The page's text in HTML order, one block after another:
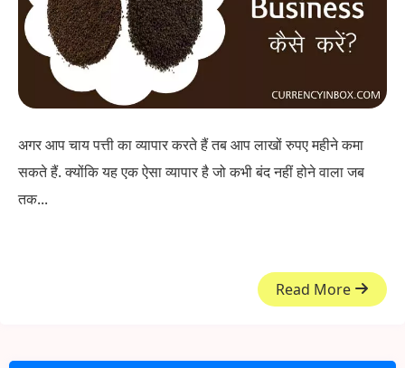
अगर आप चाय पत्ती का व्यापार करते हैं तब आप लाखों रुपए महीने कमा
सकते हैं. क्योंकि यह एक ऐसा व्यापार है जो कभी बंद नहीं होने वाला जब
तक...
Read More